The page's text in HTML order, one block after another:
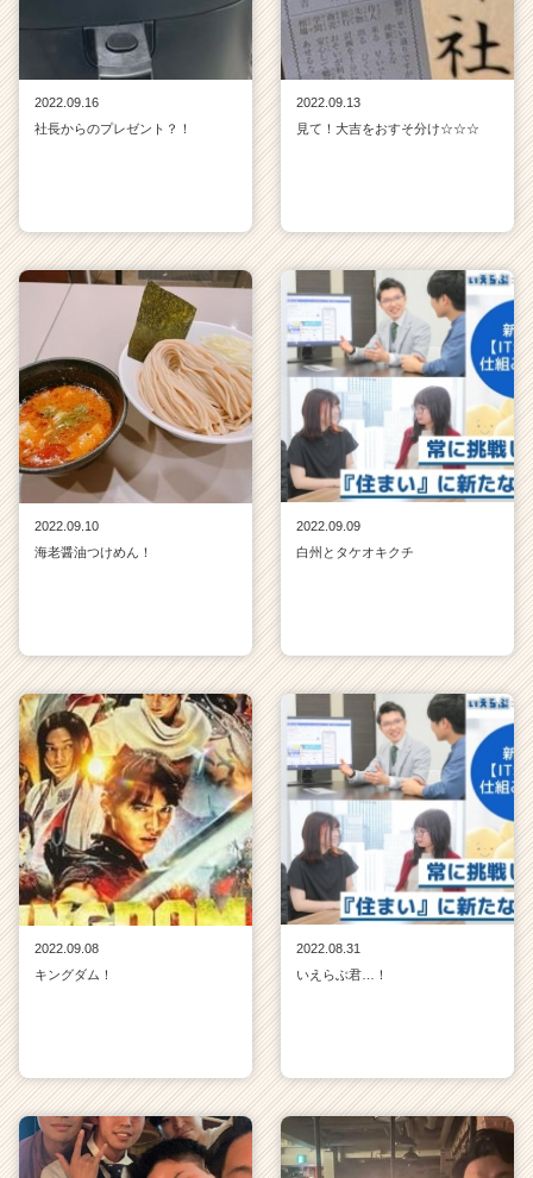
2022.09.16
社長からのプレゼント？！
2022.09.13
見て！大吉をおすそ分け☆☆☆
2022.09.10
海老醤油つけめん！
2022.09.09
白州とタケオキクチ
2022.09.08
キングダム！
2022.08.31
いえらぶ君…！